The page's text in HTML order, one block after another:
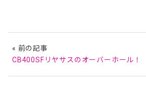
« 前の記事
CB400SFリヤサスのオーバーホール！